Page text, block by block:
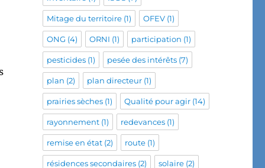
Mitage du territoire(1) OFEV(1)
ONG (4) ORNI (1) participation (1)
pesticides(1) pesée des intérêts(7)
plan (2) plan directeur(1)
prairies sèches(1) Qualité pour agir(14)
rayonnement(1) redevances(1)
remise en état(2) route(1)
résidences secondaires(2) solaire(2)